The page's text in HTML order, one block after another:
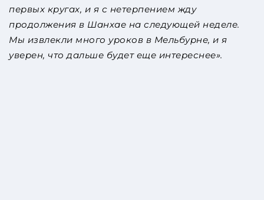
первых кругах, и я с нетерпением жду
продолжения в Шанхае на следующей неделе.
Мы извлекли много уроков в Мельбурне, и я
уверен, что дальше будет еще интереснее».